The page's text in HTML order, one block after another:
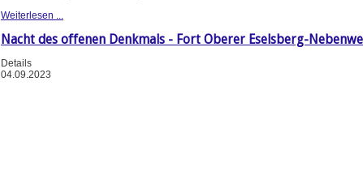
Weiterlesen ...
Nacht des offenen Denkmals - Fort Oberer Eselsberg-
Details
04.09.2023